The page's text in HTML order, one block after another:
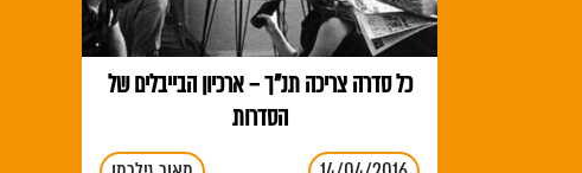
כל סדרה צריכה תנ"ך – ארכיון הבייבלים של
הסדרות